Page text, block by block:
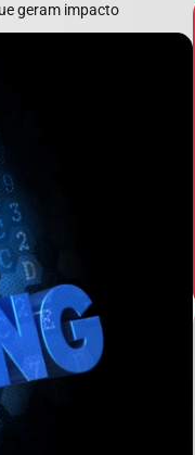
geram impacto